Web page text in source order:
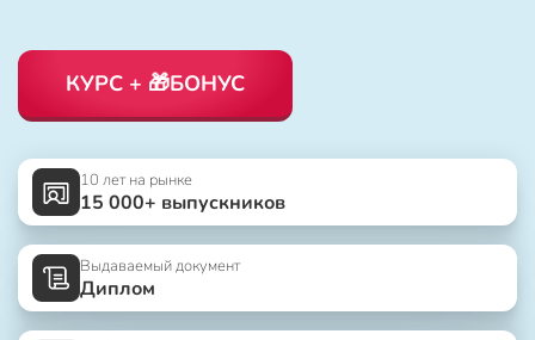
КУРС + 🎁БОНУС
10 лет на рынке
15 000+ выпускников
Выдаваемый документ
Диплом